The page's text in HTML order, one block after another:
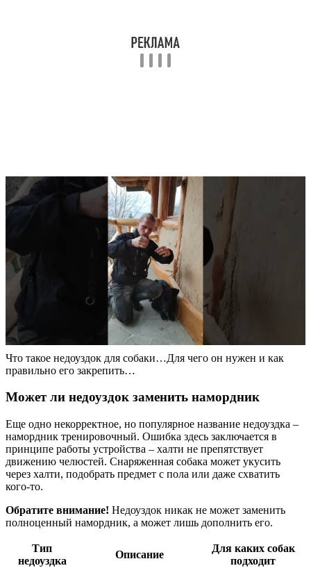
Что такое недоуздок для собаки…Для чего он нужен и как
правильно его закрепить…
Может ли недоуздок заменить намордник
Еще одно некорректное, но популярное название недоуздка –
намордник тренировочный. Ошибка здесь заключается в
принципе работы устройства – халти не препятствует
движению челюстей. Снаряженная собака может укусить
через халти, подобрать предмет с пола или даже схватить
кого-то.
Обратите внимание! Недоуздок никак не может заменить
полноценный намордник, а может лишь дополнить его.
Тип
недоуздка
Описание
Для каких собак
подходит